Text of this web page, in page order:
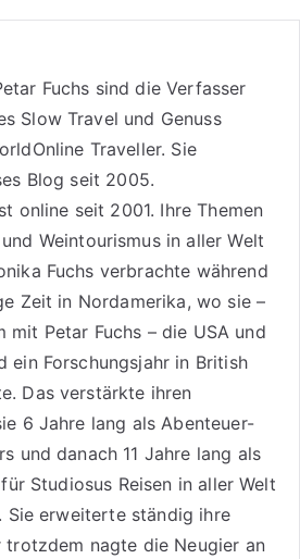
Fuchs sind die Verfasser
Slow Travel und Genuss
Traveller. Sie
Blog seit 2005.
online seit 2001. Ihre Themen
Weintourismusin aller Welt
Fuchs verbrachte während
Zeit in Nordamerika, wo sie –
mit Petar Fuchs – die USA und
ein Forschungsjahr in British
Das verstärkte ihren
6 Jahre lang alsAbenteuer-
und danach 11 Jahre lang als
Studiosus Reisen in aller Welt
Sie erweiterte ständig ihre
trotzdem nagte die Neugier an